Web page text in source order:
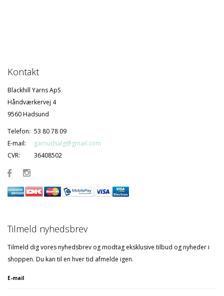
Kontakt
Blackhill Yarns ApS
Håndværkervej 4
9560 Hadsund
Telefon: 53 80 78 09
E-mail:
garnudsalg@gmail.com
CVR:
36408502
Tilmeld nyhedsbrev
Tilmeld dig vores nyhedsbrev og modtag eksklusive tilbud og nyheder i
shoppen. Du kan til en hver tid afmelde igen.
E-mail